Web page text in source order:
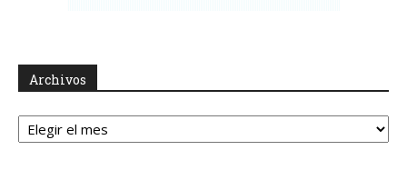
Archivos
Archivos